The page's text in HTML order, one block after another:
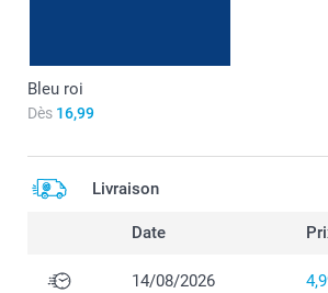
Bleu roi
Dès 16,99
Livraison
Date
14/08/2026